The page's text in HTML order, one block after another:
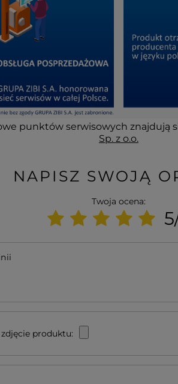
punktów serwisowych znajdują
Sp. z o.o.
NAPISZ SWOJĄ
Twoja ocena:
zdjęcie produktu: